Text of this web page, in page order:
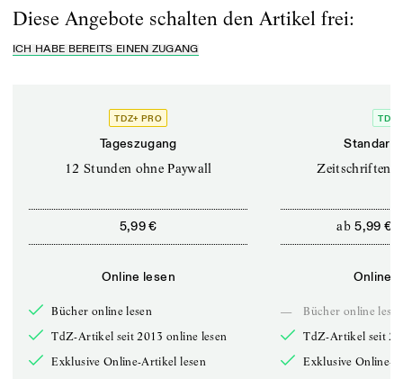
Diese Angebote schalten den Artikel frei:
ICH HABE BEREITS EINEN ZUGANG
TDZ+ PRO
Tageszugang
12 Stunden ohne Paywall
5,99 €
Online lesen
Bücher online lesen
TdZ-Artikel seit 2013 online lesen
Exklusive Online-Artikel lesen
TDZ+
Standard
Zeitschriften
ab 5,99 €
Online
—
Bücher online
TdZ-Artikel seit
Exklusive Online-